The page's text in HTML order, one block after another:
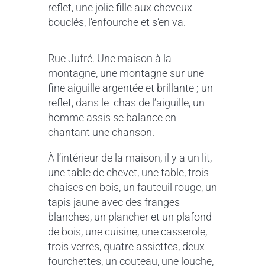
reflet, une jolie fille aux cheveux
bouclés, l’enfourche et s’en va.
Rue Jufré. Une maison à la
montagne, une montagne sur une
fine aiguille argentée et brillante ; un
reflet, dans le chas de l’aiguille, un
homme assis se balance en
chantant une chanson.
À l’intérieur de la maison, il y a un lit,
une table de chevet, une table, trois
chaises en bois, un fauteuil rouge, un
tapis jaune avec des franges
blanches, un plancher et un plafond
de bois, une cuisine, une casserole,
trois verres, quatre assiettes, deux
fourchettes, un couteau, une louche,